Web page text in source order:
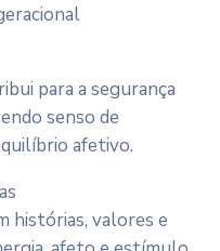
para a segurança
senso de
afetivo.
histórias, valores e